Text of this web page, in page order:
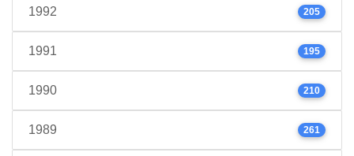
1992 205
1991 195
1990 210
1989 261